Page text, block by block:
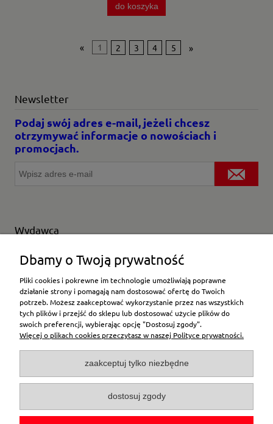
do koszyka
« 1 2 3 4 5 »
Newsletter
Podaj swój adres e-mail, jeżeli chcesz
otrzymywać informacje o nowościach i
promocjach.
Wydawca
Wybierz producenta
Moje konto
Płatności i dostawa
Pomoc
O firmie
Dbamy o Twoją prywatność
Pliki cookies i pokrewne im technologie umożliwiają poprawne
działanie strony i pomagają nam dostosować ofertę do Twoich
potrzeb. Możesz zaakceptować wykorzystanie przez nas wszystkich
tych plików i przejść do sklepu lub dostosować użycie plików do
swoich preferencji, wybierając opcję "Dostosuj zgody".
Więcej o plikach cookies przeczytasz w naszej Polityce prywatności.
zaakceptuj tylko niezbędne
dostosuj zgody